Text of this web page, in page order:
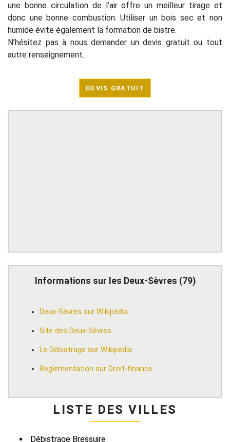
une bonne circulation de l’air offre un meilleur tirage et
donc une bonne combustion. Utiliser un bois sec et non
humide évite également la formation de bistre.
N’hésitez pas à nous demander un devis gratuit ou tout
autre renseignement.
DEVIS GRATUIT
Informations sur les Deux-Sèvres (79)
Deux-Sèvres sur Wikipédia
Site des Deux-Sèvres
Le Débistrage sur Wikipedia
Reglementation sur Droit-finance
LISTE DES VILLES
Débistrage Bressuire